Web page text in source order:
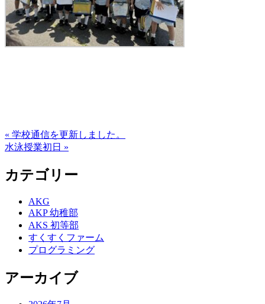
« 学校通信を更新しました。
水泳授業初日 »
カテゴリー
AKG
AKP 幼稚部
AKS 初等部
すくすくファーム
プログラミング
アーカイブ